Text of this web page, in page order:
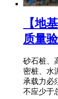
【地
质量
砂石桩、
密桩、水
承载力必
不应少于